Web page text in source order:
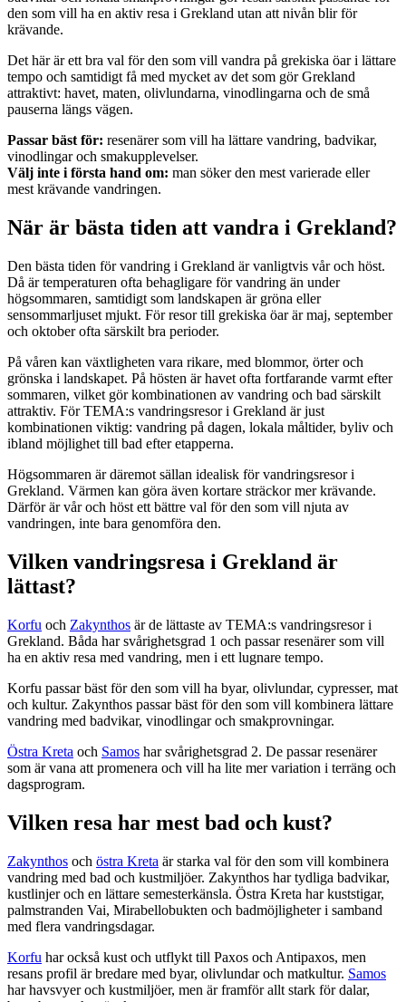
den som vill ha en aktiv resa i Grekland utan att nivån blir för
krävande.
Det här är ett bra val för den som vill vandra på grekiska öar i lättare
tempo och samtidigt få med mycket av det som gör Grekland
attraktivt: havet, maten, olivlundarna, vinodlingarna och de små
pauserna längs vägen.
Passar bäst för: resenärer som vill ha lättare vandring, badvikar,
vinodlingar och smakupplevelser.
Välj inte i första hand om: man söker den mest varierade eller
mest krävande vandringen.
När är bästa tiden att vandra i Grekland?
Den bästa tiden för vandring i Grekland är vanligtvis vår och höst.
Då är temperaturen ofta behagligare för vandring än under
högsommaren, samtidigt som landskapen är gröna eller
sensommarljuset mjukt. För resor till grekiska öar är maj, september
och oktober ofta särskilt bra perioder.
På våren kan växtligheten vara rikare, med blommor, örter och
grönska i landskapet. På hösten är havet ofta fortfarande varmt efter
sommaren, vilket gör kombinationen av vandring och bad särskilt
attraktiv. För TEMA:s vandringsresor i Grekland är just
kombinationen viktig: vandring på dagen, lokala måltider, byliv och
ibland möjlighet till bad efter etapperna.
Högsommaren är däremot sällan idealisk för vandringsresor i
Grekland. Värmen kan göra även kortare sträckor mer krävande.
Därför är vår och höst ett bättre val för den som vill njuta av
vandringen, inte bara genomföra den.
Vilken vandringsresa i Grekland är
lättast?
Korfu och Zakynthos är de lättaste av TEMA:s vandringsresor i
Grekland. Båda har svårighetsgrad 1 och passar resenärer som vill
ha en aktiv resa med vandring, men i ett lugnare tempo.
Korfu passar bäst för den som vill ha byar, olivlundar, cypresser, mat
och kultur. Zakynthos passar bäst för den som vill kombinera lättare
vandring med badvikar, vinodlingar och smakprovningar.
Östra Kreta och Samos har svårighetsgrad 2. De passar resenärer
som är vana att promenera och vill ha lite mer variation i terräng och
dagsprogram.
Vilken resa har mest bad och kust?
Zakynthos och östra Kreta är starka val för den som vill kombinera
vandring med bad och kustmiljöer. Zakynthos har tydliga badvikar,
kustlinjer och en lättare semesterkänsla. Östra Kreta har kuststigar,
palmstranden Vai, Mirabellobukten och badmöjligheter i samband
med flera vandringsdagar.
Korfu har också kust och utflykt till Paxos och Antipaxos, men
resans profil är bredare med byar, olivlundar och matkultur. Samos
har havsvyer och kustmiljöer, men är framför allt stark för dalar,